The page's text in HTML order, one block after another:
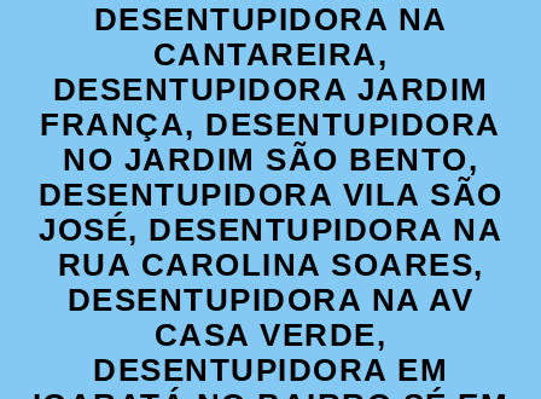
DESENTUPIDORA NA
CANTAREIRA,
DESENTUPIDORA JARDIM
FRANÇA, DESENTUPIDORA
NO JARDIM SÃO BENTO,
DESENTUPIDORA VILA SÃO
JOSÉ, DESENTUPIDORA NA
RUA CAROLINA SOARES,
DESENTUPIDORA NA AV
CASA VERDE,
DESENTUPIDORA EM